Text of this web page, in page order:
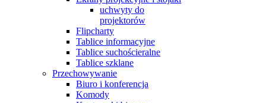
uchwyty do
projektorów
Flipcharty
Tablice informacyjne
Tablice suchościeralne
Tablice szklane
Przechowywanie
Biuro i konferencja
Komody